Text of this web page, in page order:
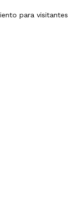
para visitantes